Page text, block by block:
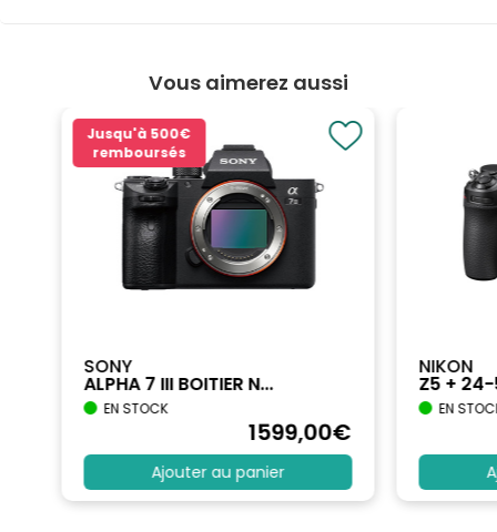
Vous aimerez aussi
Jusqu'à 500€
remboursés
SONY
ALPHA 7 III BOITIER N...
EN STOCK
1599,00€
Ajouter au panier
NIKON
Z5 +
EN